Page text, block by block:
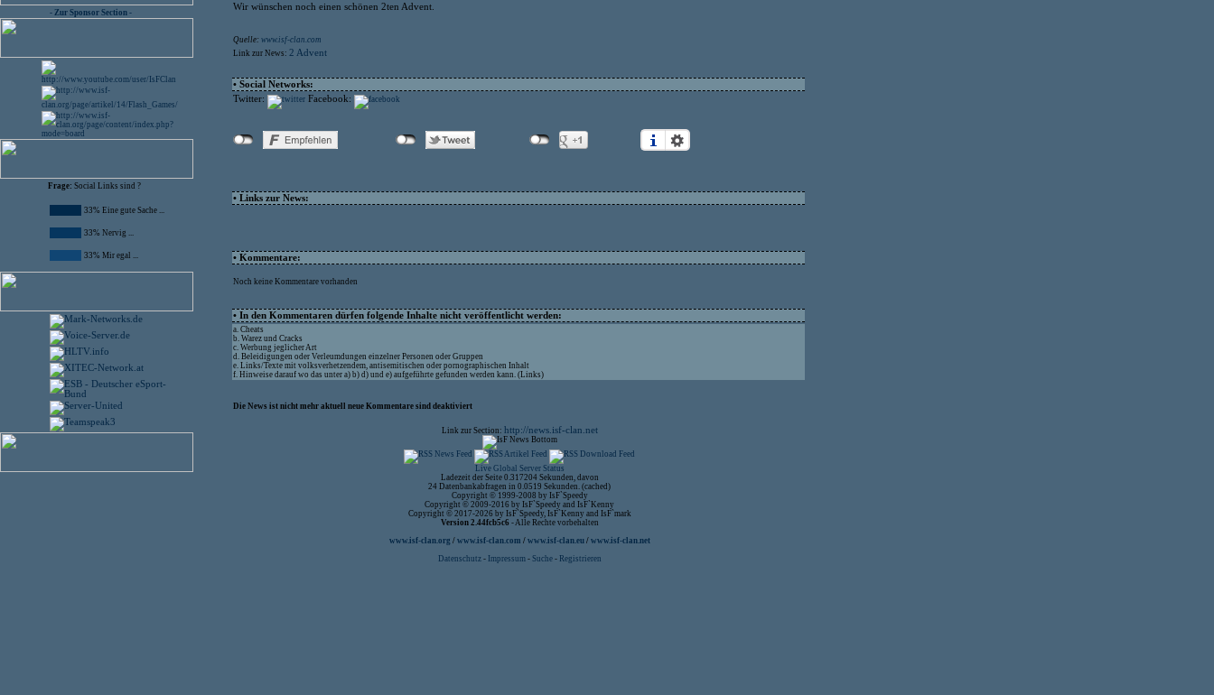
- Zur Sponsor Section -
Frage: Social Links sind ?
33% Eine gute Sache ...
33% Nervig ...
33% Mir egal ...
Wir wünschen noch einen schönen 2ten Advent.
Quelle: www.isf-clan.com
Link zur News: 2 Advent
• Social Networks:
Twitter:
Facebook:
• Links zur News:
• Kommentare:
Noch keine Kommentare vorhanden
• In den Kommentaren dürfen folgende Inhalte nicht veröffentlicht werden:
a. Cheats
b. Warez und Cracks
c. Werbung jeglicher Art
d. Beleidigungen oder Verleumdungen einzelner Personen oder Gruppen
e. Links/Texte mit volksverhetzendem, antisemitischen oder pornographischen Inhalt
f. Hinweise darauf wo das unter a) b) d) und e) aufgeführte gefunden werden kann. (Links)
Die News ist nicht mehr aktuell neue Kommentare sind deaktiviert
Link zur Section: http://news.isf-clan.net
Live Global Server Status
Ladezeit der Seite 0.317204 Sekunden, davon
24 Datenbankabfragen in 0.0519 Sekunden. (cached)
Copyright © 1999-2008 by IsF`Speedy
Copyright © 2009-2016 by IsF`Speedy and IsF`Kenny
Copyright © 2017-2026 by IsF`Speedy, IsF`Kenny and IsF`mark
Version 2.44fcb5c6 - Alle Rechte vorbehalten
www.isf-clan.org / www.isf-clan.com / www.isf-clan.eu/ www.isf-clan.net
Datenschutz - Impressum- Suche- Registrieren